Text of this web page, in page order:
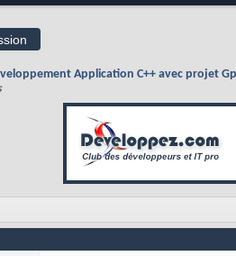
Application C++ avec projet